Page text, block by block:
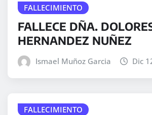
FALLECIMIENTO
FALLECE DÑA.
HERNANDEZ NUÑEZ
Ismael Muñoz Garcia Dic
FALLECIMIENTO